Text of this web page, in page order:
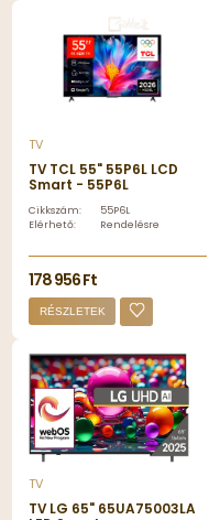
TV
TV TCL 55" 55P6L LCD
Smart - 55P6L
Cikkszám:
55P6L
Elérhető:
Rendelésre
178 956 Ft
RÉSZLETEK
TV
TV LG 65" 65UA75003LA